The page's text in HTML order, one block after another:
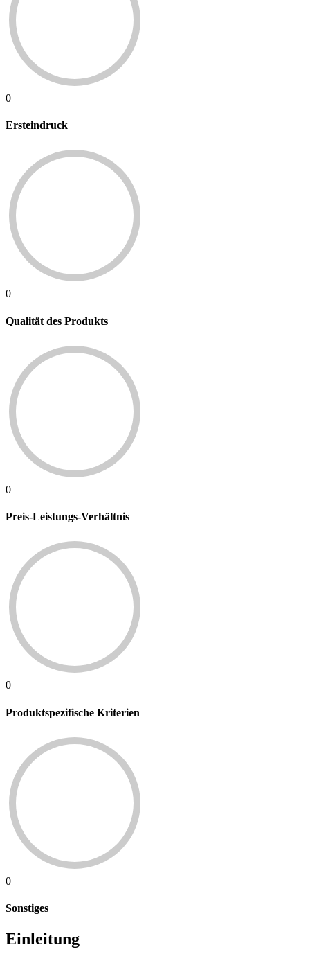
0
Ersteindruck
0
Qualität des Produkts
0
Preis-Leistungs-Verhältnis
0
Produktspezifische Kriterien
0
Sonstiges
Einleitung